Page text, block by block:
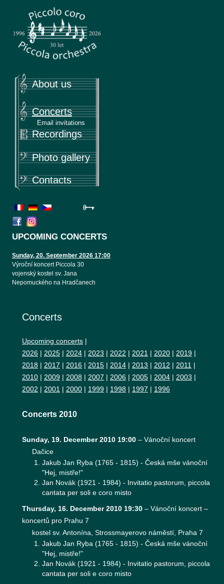
Piccola
Piccolo coro & Piccola orchestra
About us
Concerts
Email invitations
Recordings
Photo gallery
Contacts
UPCOMING CONCERTS
Sunday, 20. September 2026 17:00
Výroční koncert Piccola 30
vojenský kostel sv. Jana
Nepomuckého na Hradčanech
Concerts
Upcoming concerts |
2026 | 2025 | 2024 | 2023 | 2022 | 2021 | 2020 | 2019 |
2018 | 2017 | 2016 | 2015 | 2014 | 2013 | 2012 | 2011 |
2010 | 2009 | 2008 | 2007 | 2006 | 2005 | 2004 | 2003 |
2002 | 2001 | 2000 | 1999 | 1998 | 1997 | 1996
Concerts 2010
Sunday, 19. December 2010 19:00 – Vánoční koncert
Dačice
Jakub Jan Ryba (1765 - 1815) - Česká mše vánoční
"Hej, mistře!"
Jan Novák (1921 - 1984) - Invitatio pastorum, piccola
cantata per soli e coro misto
Thursday, 16. December 2010 19:30 – Vánoční koncert –
koncertů pro Prahu 7
kostel sv. Antonína, Strossmayerovo náměstí, Praha 7
Jakub Jan Ryba (1765 - 1815) - Česká mše vánoční
"Hej, mistře!"
Jan Novák (1921 - 1984) - Invitatio pastorum, piccola
cantata per soli e coro misto